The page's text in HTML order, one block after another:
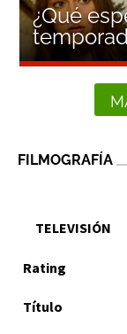
¿Qué
FILMOGRAFÍA
TELEVISIÓN